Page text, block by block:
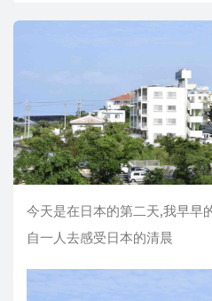
今天是在日本的第二天,我早早
自一人去感受日本的清晨